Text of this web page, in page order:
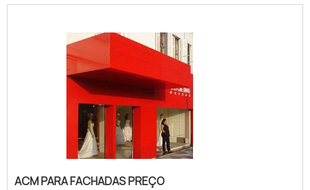
Dependendo do projeto, o material é capaz
distância, quando fixados em locais
estratégicos.Informações adicionais e
aplicação dos bannersO banner comercial
é essencial para divulgar marcas e serviços
de empresas, assim como para comunicar
ACM PARA FACHADAS PREÇO